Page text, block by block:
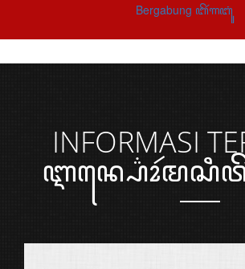
Bergabung ꦧꦼꦂꦒꦧꦸꦁ
INFORMASI